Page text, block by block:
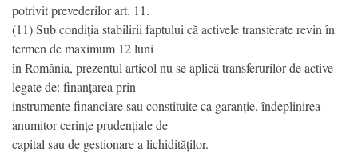
potrivit prevederilor art. 11.
(11) Sub condiția stabilirii faptului că activele transferate revin în
termen de maximum 12 luni
în România, prezentul articol nu se aplică transferurilor de active
legate de: finanțarea prin
instrumente financiare sau constituite ca garanție, îndeplinirea
anumitor cerințe prudențiale de
capital sau de gestionare a lichidităților.